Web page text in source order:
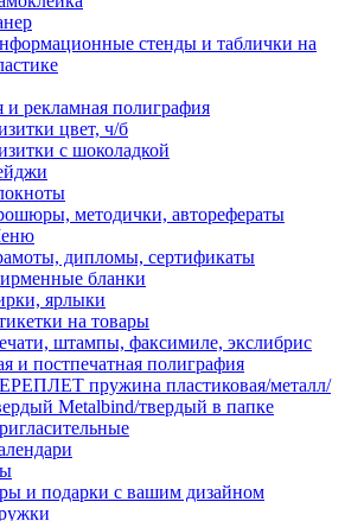
стенды и таблички на
и рекламная полиграфия
цвет, ч/б
с шоколадкой
методички, авторефераты
дипломы, сертификаты
бланки
ярлыки
на товары
штампы, факсимиле, экслибрис
и постпечатная полиграфия
пружина пластиковая/металл/
Metalbind/твердый в папке
и подарки с вашим дизайном